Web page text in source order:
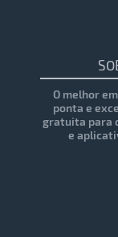
O melhor
ponta e
gratuita para
e